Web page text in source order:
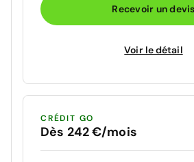
Recevoir un devis
Voir le détail
CRÉDIT GO
Dès 242 €/mois